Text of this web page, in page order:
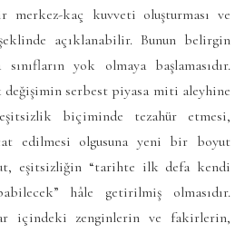
merkez-kaç kuvveti oluşturması ve
açıklanabilir. Bunun belirgin
yok olmaya başlamasıdır.
değişimin serbest piyasa miti aleyhine
biçiminde tezahür etmesi,
edilmesi olgusuna yeni bir boyut
eşitsizliğin “tarihte ilk defa kendi
hâle getirilmiş olmasıdır.
içindeki zenginlerin ve fakirlerin,